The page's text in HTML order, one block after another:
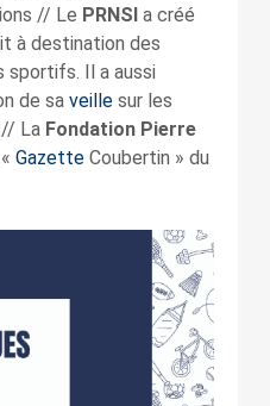
// Le PRNSI a créé
à destination des
sportifs. Il a aussi
de sa veillesur les
La Fondation Pierre
GazetteCoubertin » du